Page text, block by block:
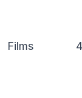
Films